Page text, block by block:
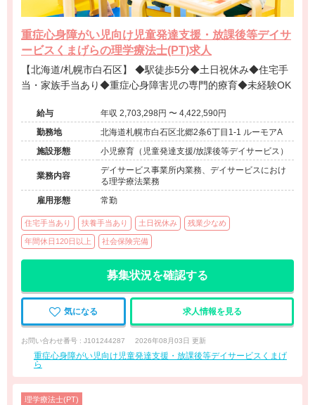
重症心身障がい児向け児童発達支援・放課後等デイサ
ービスくまげらの理学療法士(PT)求人
【北海道/札幌市白石区】 ◆駅徒歩5分◆土日祝休み◆住宅手
当・家族手当あり◆重症心身障害児の専門的療育◆未経験OK
給与
年収 2,703,298円 〜 4,422,590円
勤務地
北海道札幌市白石区北郷2条6丁目1-1 ルーモアA
施設形態
小児療育（児童発達支援/放課後等デイサービス）
業務内容
デイサービス事業所内業務、デイサービスにおけ
る理学療法業務
雇用形態
常勤
住宅手当あり 扶養手当あり 土日祝休み 残業少なめ
年間休日120日以上 社会保険完備
募集状況を確認する
気になる 求人情報を見る
お問い合わせ番号 : J101244287 2026年08月03日 更新
重症心身障がい児向け児童発達支援・放課後等デイサービスくまげ
ら
理学療法士(PT)